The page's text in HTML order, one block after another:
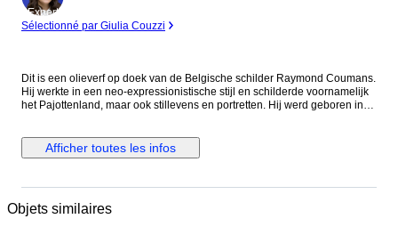
Expert
Sélectionné par Giulia Couzzi
Dit is een olieverf op doek van de Belgische schilder Raymond Coumans.
Hij werkte in een neo-expressionistische stijl en schilderde voornamelijk
het Pajottenland, maar ook stillevens en portretten. Hij werd geboren in
Belgische en buitenlandse musea. Afmetingen: 80 x 120 cm Afmetingen
met lijst: 86 x 126 cm Provenance: Particuliere collectie, Nederland
eigen in-house lijstenmakerij, die zijn 85e jubileumjaar viert. Verder
'Restauratoren Nederland'. Mocht u hiervan gebruiken willen maken dan
Afficher toutes les infos
Objets similaires